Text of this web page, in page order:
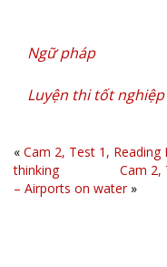
Ngữ pháp
Luyện thi tốt nghiệp
« Cam 2, Test 1, Reading
thinking
Cam 2,
– Airports on water»